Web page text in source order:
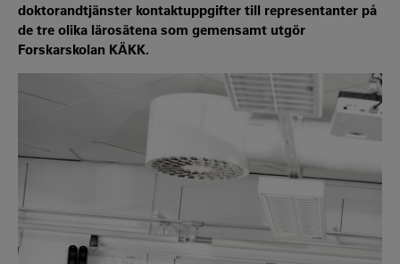
doktorandtjänster kontaktuppgifter till representanter på
de tre olika lärosätena som gemensamt utgör
Forskarskolan KÄKK.